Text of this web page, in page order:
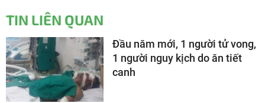
TIN LIÊN QUAN
Đầu năm mới, 1 người tử vong,
1 người nguy kịch do ăn tiết
canh